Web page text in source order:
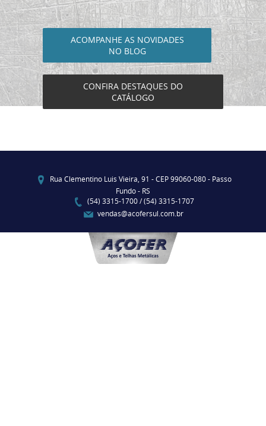
ACOMPANHE AS NOVIDADES
NO BLOG
CONFIRA DESTAQUES DO
CATÁLOGO
Rua Clementino Luis Vieira, 91 - CEP 99060-080 - Passo
Fundo - RS
(54) 3315-1700 / (54) 3315-1707
vendas@acofersul.com.br